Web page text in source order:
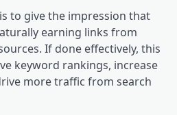
to give the impression that
earning links from
If done effectively, this
keyword rankings, increase
more traffic from search